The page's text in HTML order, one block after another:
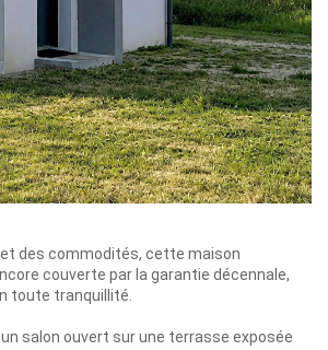
des commodités, cette maison
couverte par la garantie décennale,
toute tranquillité.
salon ouvert sur une terrasse exposée